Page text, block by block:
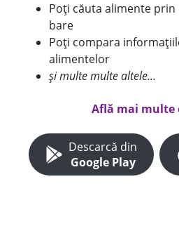
Poți căuta alimente
bare
Poți compara
alimentelor
și multe multe altele...
Află mai multe
Descarcă din
Google Play